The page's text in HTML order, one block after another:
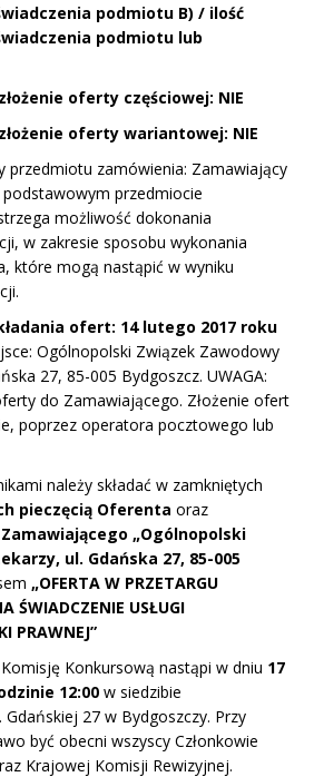
podmiotu B) / ilość
podmiotu lub
oferty częściowej: NIE
oferty wariantowej: NIE
przedmiotu zamówienia: Zamawiający
przedmiocie
możliwość dokonania
w zakresie sposobu wykonania
które mogą nastąpić w wyniku
ofert: 14 lutego 2017 roku
Ogólnopolski Związek Zawodowy
27, 85-005 Bydgoszcz. UWAGA:
do Zamawiającego. Złożenie ofert
poprzez operatora pocztowego lub
należy składać w zamkniętych
pieczęcią Oferenta oraz
„Ogólnopolski
ul. Gdańska 27, 85-005
„OFERTA W PRZETARGU
ŚWIADCZENIE USŁUGI
PRAWNEJ”
Konkursową nastąpi w dniu 17
12:00 w siedzibie
27 w Bydgoszczy. Przy
być obecni wszyscy Członkowie
Krajowej Komisji Rewizyjnej.